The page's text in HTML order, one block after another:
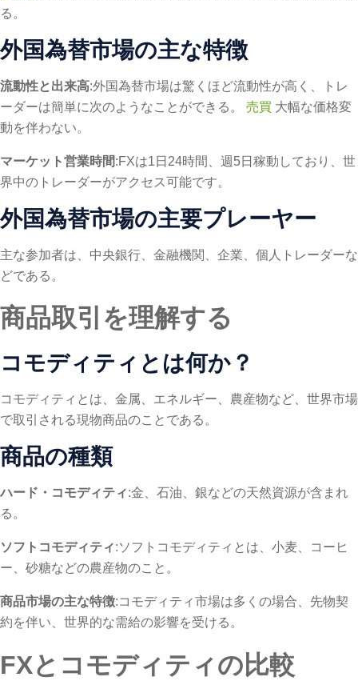
る。
外国為替市場の主な特徴
流動性と出来高:外国為替市場は驚くほど流動性が高く、トレ
ーダーは簡単に次のようなことができる。 売買 大幅な価格変
動を伴わない。
マーケット営業時間:FXは1日24時間、週5日稼動しており、世
界中のトレーダーがアクセス可能です。
外国為替市場の主要プレーヤー
主な参加者は、中央銀行、金融機関、企業、個人トレーダーな
どである。
商品取引を理解する
コモディティとは何か？
コモディティとは、金属、エネルギー、農産物など、世界市場
で取引される現物商品のことである。
商品の種類
ハード・コモディティ:金、石油、銀などの天然資源が含まれ
る。
ソフトコモディティ:ソフトコモディティとは、小麦、コーヒ
ー、砂糖などの農産物のこと。
商品市場の主な特徴:コモディティ市場は多くの場合、先物契
約を伴い、世界的な需給の影響を受ける。
FXとコモディティの比較